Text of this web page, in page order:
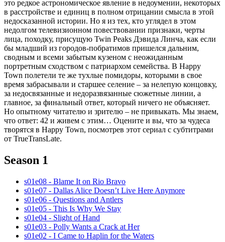
это редкое астрономическое явление в недоумении, некоторых
в расстройстве и единиц в полном отрицании смысла в этой
недосказанной истории. Но я из тех, кто углядел в этом
недолгом телевизионном повествовании признаки, черты
лица, походку, присущую Twin Peaks Дэвида Линча, как если
бы младший из городов-побратимов пришелся дальним,
сводным и всеми забытым кузеном с неожиданным
портретным сходством с патриархом семейства. В Happy
Town полетели те же тухлые помидоры, которыми в свое
время забрасывали и старшее селение – за нелепую концовку,
за недосвязанные и недоразвязанные сюжетные линии, а
главное, за финальный ответ, который ничего не объясняет.
Но опытному читателю и зрителю – не привыкать. Мы знаем,
что ответ: 42 и живем с этим… Оцените и вы, что за чудеса
творятся в Happy Town, посмотрев этот сериал с субтитрами
от TrueTransLate.
Season 1
s01e08 - Blame It on Rio Bravo
s01e07 - Dallas Alice Doesn’t Live Here Anymore
s01e06 - Questions and Antlers
s01e05 - This Is Why We Stay
s01e04 - Slight of Hand
s01e03 - Polly Wants a Crack at Her
s01e02 - I Came to Haplin for the Waters